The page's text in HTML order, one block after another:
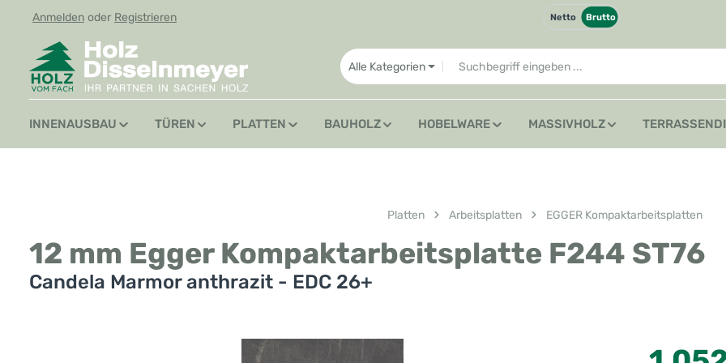
Hauptinhalt springen
Zur Suche springen
Zur Hauptnavigation springen
Anmelden oder Registrieren Netto Brutto
Alle Kategorien
INNENAUSBAU TÜREN PLATTEN BAUHOLZ HOBELWARE MASSIVHOLZ
Platten Arbeitsplatten EGGER Kompaktarbeitsplatten
12 mm Egger Kompaktarbeitsplatte F244 ST76
Candela Marmor anthrazit - EDC 26+
Regulärer Preis: